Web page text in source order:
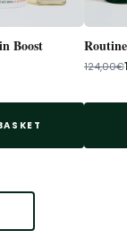
Boost
124,00€